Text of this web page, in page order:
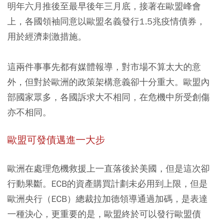
明年六月推後至最早後年三月底，接著在歐盟峰會
上，各國領袖同意以歐盟名義發行1.5兆疫情債券，
用於經濟刺激措施。
這兩件事事先都有媒體報導，對市場不算太大的意
外，但對於歐洲的政策架構意義卻十分重大。歐盟內
部國家眾多，各國訴求大不相同，在危機中所受創傷
亦不相同。
歐盟可發債邁進一大步
歐洲在處理危機救援上一直落後於美國，但是這次卻
行動果斷。ECB的資產購買計劃未必用到上限，但是
歐洲央行（ECB）總裁拉加德領導通過加碼，是表達
一種決心，更重要的是，歐盟終於可以發行歐盟債